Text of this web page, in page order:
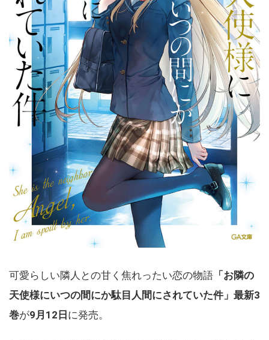
可愛らしい隣人との甘く焦れったい恋の物語 「お隣の
天使様にいつの間にか駄目人間にされていた件」最新3
巻が9月12日 に発売。